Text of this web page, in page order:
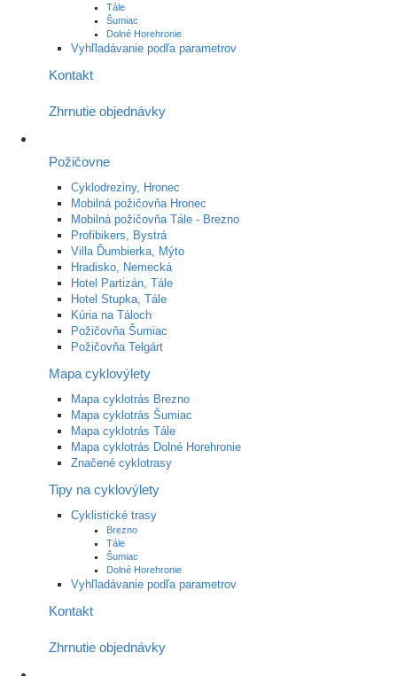
Tále
Šumiac
Dolné Horehronie
Vyhľladávanie podľa parametrov
Kontakt
Zhrnutie objednávky
Požičovne
Cyklodreziny, Hronec
Mobilná požičovňa Hronec
Mobilná požičovňa Tále - Brezno
Profibikers, Bystrá
Villa Ďumbierka, Mýto
Hradisko, Nemecká
Hotel Partizán, Tále
Hotel Stupka, Tále
Kúria na Táloch
Požičovňa Šumiac
Požičovňa Telgárt
Mapa cyklovýlety
Mapa cyklotrás Brezno
Mapa cyklotrás Šumiac
Mapa cyklotrás Tále
Mapa cyklotrás Dolné Horehronie
Značené cyklotrasy
Tipy na cyklovýlety
Cyklistické trasy
Brezno
Tále
Šumiac
Dolné Horehronie
Vyhľladávanie podľa parametrov
Kontakt
Zhrnutie objednávky